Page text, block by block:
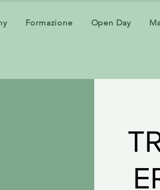
Formazione Open Day